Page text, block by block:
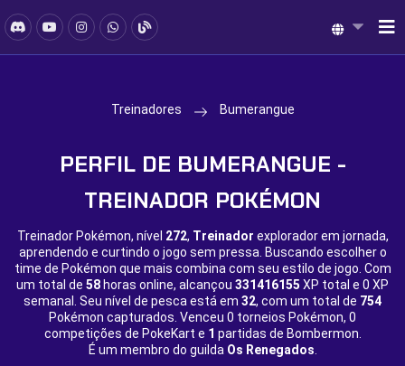
Treinadores Bumerangue
PERFIL DE BUMERANGUE -
TREINADOR POKÉMON
Treinador Pokémon, nível 272, Treinador explorador em jornada,
aprendendo e curtindo o jogo sem pressa. Buscando escolher o
time de Pokémon que mais combina com seu estilo de jogo. Com
um total de 58 horas online, alcançou 331416155 XP total e 0 XP
semanal. Seu nível de pesca está em 32, com um total de 754
Pokémon capturados. Venceu 0 torneios Pokémon, 0
competições de PokeKart e 1 partidas de Bombermon.
É um membro do guilda Os Renegados